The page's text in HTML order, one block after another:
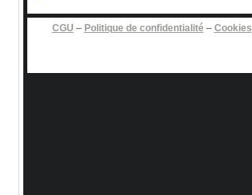
CGU – Politique de confidentialité – Cookies